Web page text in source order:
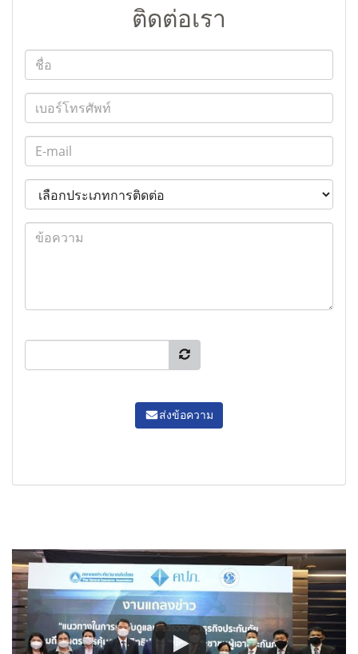
ติดต่อเรา
ส่งข้อความ